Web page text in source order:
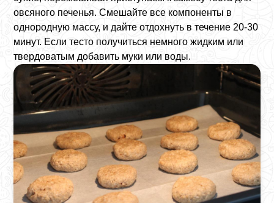
овсяного печенья. Смешайте все компоненты в
однородную массу, и дайте отдохнуть в течение 20-30
минут. Если тесто получиться немного жидким или
твердоватым добавить муки или воды.